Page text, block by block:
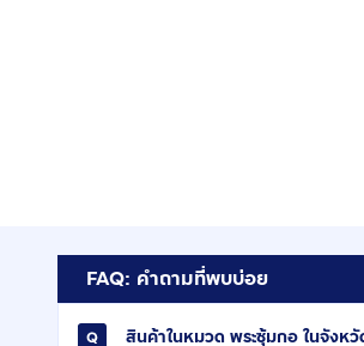
FAQ: คำถามที่พบบ่อย
สินค้าในหมวด พระซุ้มกอ ในจังห